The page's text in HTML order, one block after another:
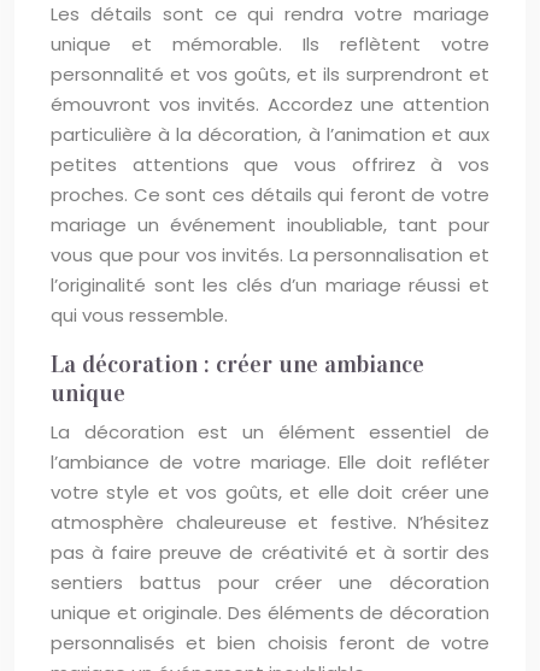
Les détails sont ce qui rendra votre mariage
unique et mémorable. Ils reflètent votre
personnalité et vos goûts, et ils surprendront et
émouvront vos invités. Accordez une attention
particulière à la décoration, à l’animation et aux
petites attentions que vous offrirez à vos
proches. Ce sont ces détails qui feront de votre
mariage un événement inoubliable, tant pour
vous que pour vos invités. La personnalisation et
l’originalité sont les clés d’un mariage réussi et
qui vous ressemble.
La décoration : créer une ambiance
unique
La décoration est un élément essentiel de
l’ambiance de votre mariage. Elle doit refléter
votre style et vos goûts, et elle doit créer une
atmosphère chaleureuse et festive. N’hésitez
pas à faire preuve de créativité et à sortir des
sentiers battus pour créer une décoration
unique et originale. Des éléments de décoration
personnalisés et bien choisis feront de votre